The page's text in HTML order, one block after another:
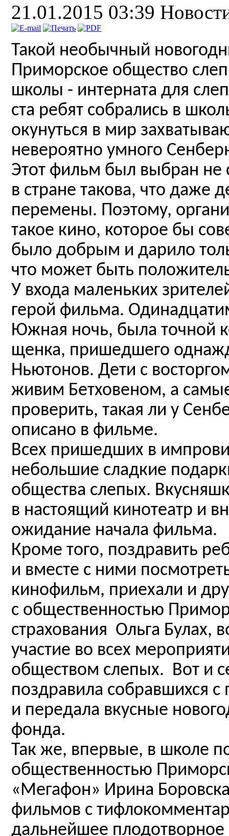
21.01.2015 03:39
Такой необычный
Приморское общество
школы - интерната для
ста ребят собрались в
окунуться в мир
невероятно умного
Этот фильм был выбран не
в стране такова, что даже
перемены. Поэтому,
такое кино, которое бы
было добрым и дарило
что может быть
У входа маленьких
герой фильма.
Южная ночь, была точной
щенка, пришедшего
Ньютонов. Дети с
живим Бетховеном, а
проверить, такая ли у
описано в фильме.
Всех пришедших в
небольшие сладкие
общества слепых.
в настоящий кинотеатр и
ожидание начала фильма.
Кроме того, поздравить
и вместе с ними
кинофильм, приехали и
с общественностью
страхования Ольга Булах,
участие во всех
обществом слепых. Вот и
поздравила собравшихся
и передала вкусные
фонда.
Так же, впервые, в школе
общественностью
«Мегафон» Ирина
фильмов с
дальнейшее плодотворное